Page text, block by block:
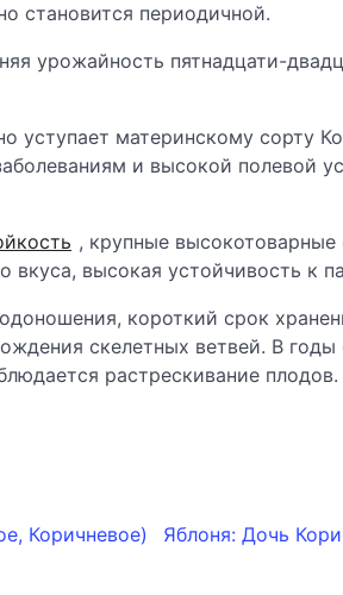
становится периодичной.
урожайность пятнадцати-
уступает материнскому сорту
и высокой полевой
, крупные
вкуса, высокая устойчивость к
короткий срок
скелетных ветвей. В
растрескивание плодов.
Коричневое) Яблоня: Дочь